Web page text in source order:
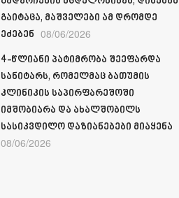
გაიტაცა, მაშველები ამ დრომდე
ეძებენ 08/06/2026
4-წლიანი პატიმრობა შეეფარდა
სანიტარს, რომელმაც ბათუმის
კლინიკის საპირფარეშოში
იმშობიარა და ახალშობილს
სასიკვდილო დაზიანებები მიაყენა
08/06/2026